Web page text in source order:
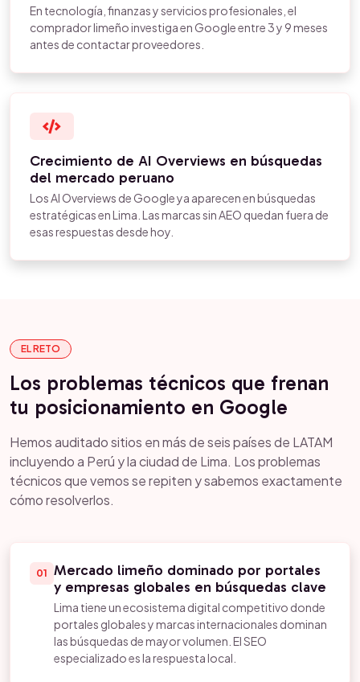
En tecnología, finanzas y servicios profesionales, el
comprador limeño investiga en Google entre 3 y 9 meses
antes de contactar proveedores.
Crecimiento de AI Overviews en búsquedas
del mercado peruano
Los AI Overviews de Google ya aparecen en búsquedas
estratégicas en Lima. Las marcas sin AEO quedan fuera de
esas respuestas desde hoy.
EL RETO
Los problemas técnicos que frenan
tu posicionamiento en Google
Hemos auditado sitios en más de seis países de LATAM
incluyendo a Perú y la ciudad de Lima. Los problemas
técnicos que vemos se repiten y sabemos exactamente
cómo resolverlos.
01 Mercado limeño dominado por portales
y empresas globales en búsquedas clave
Lima tiene un ecosistema digital competitivo donde
portales globales y marcas internacionales dominan
las búsquedas de mayor volumen. El SEO
especializado es la respuesta local.